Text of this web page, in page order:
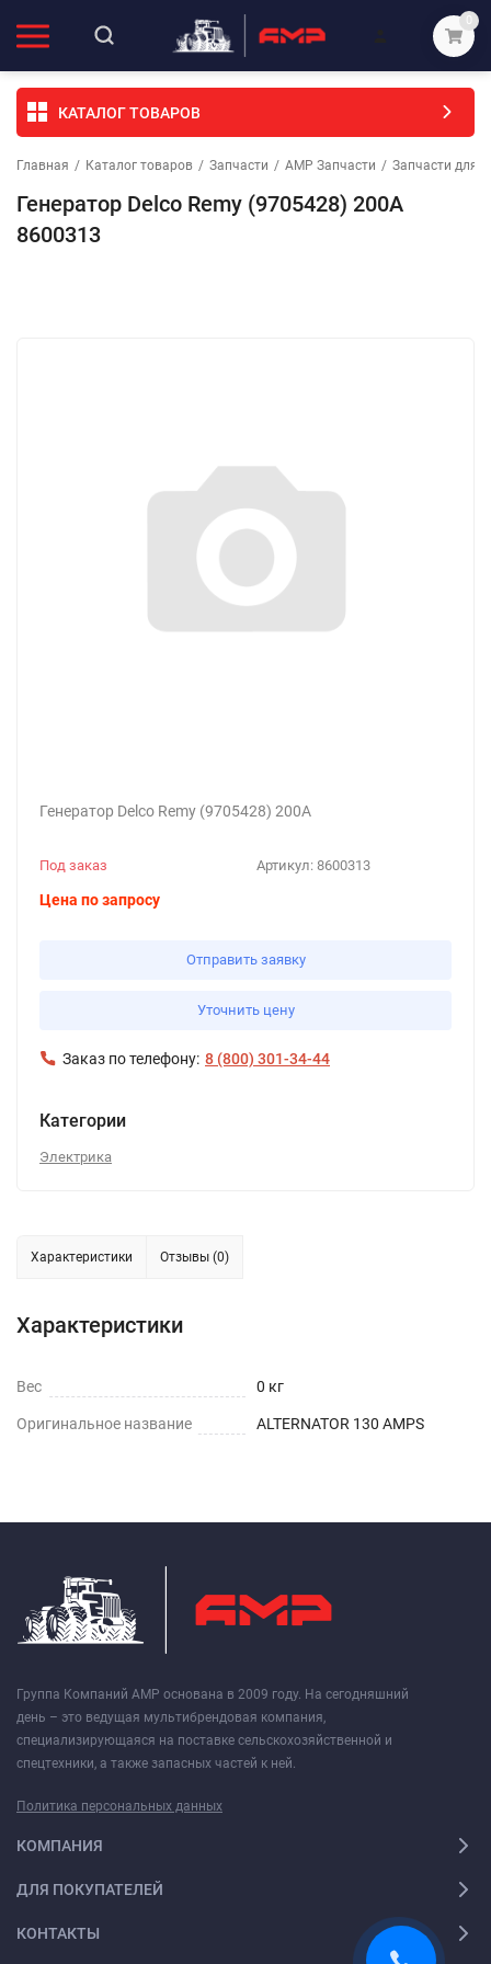
0
КАТАЛОГ ТОВАРОВ
Главная / Каталог товаров / Запчасти / АМР Запчасти / Запчасти для
Генератор Delco Remy (9705428) 200А
8600313
Генератор Delco Remy (9705428) 200А
Артикул: 8600313
Под заказ
Цена по запросу
Отправить заявку
Уточнить цену
Заказ по телефону: 8 (800) 301-34-44
Категории
Электрика
Характеристики Отзывы (0)
Характеристики
Вес 0 кг
Оригинальное название ALTERNATOR 130 AMPS
Группа Компаний АМР основана в 2009 году. На сегодняшний
день – это ведущая мультибрендовая компания,
специализирующаяся на поставке сельскохозяйственной и
спецтехники, а также запасных частей к ней.
Политика персональных данных
КОМПАНИЯ
ДЛЯ ПОКУПАТЕЛЕЙ
КОНТАКТЫ